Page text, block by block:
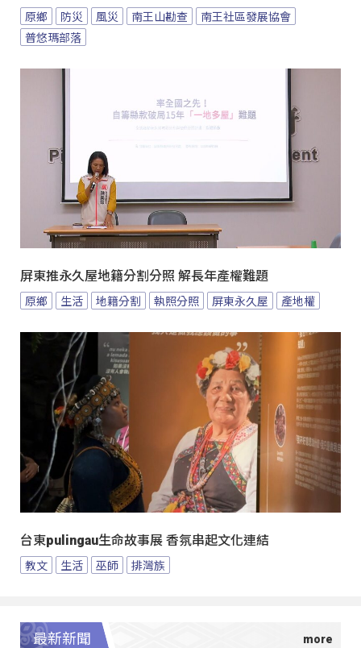
原鄉 防災 風災 南王山勘查
南王社區發展協會
普悠瑪部落
屏東推永久屋地籍分割分照 解長年產權難題
原鄉 生活 地籍分割 執照分照 屏東永久屋 產地權
台東pulingau生命故事展 香氛串起文化連結
教文 生活 巫師 排灣族
最新新聞